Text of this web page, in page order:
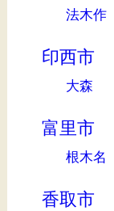
法木作
印西市
大森
富里市
根木名
香取市